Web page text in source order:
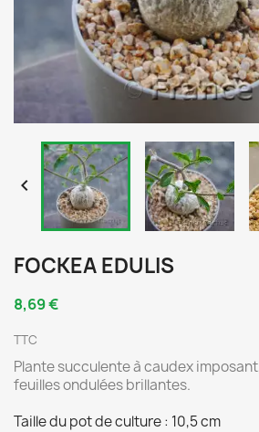

FOCKEA EDULIS
8,69 €
TTC
Plante succulente à caudex
feuilles ondulées brillantes.
Taille du pot de culture : 10,5 cm